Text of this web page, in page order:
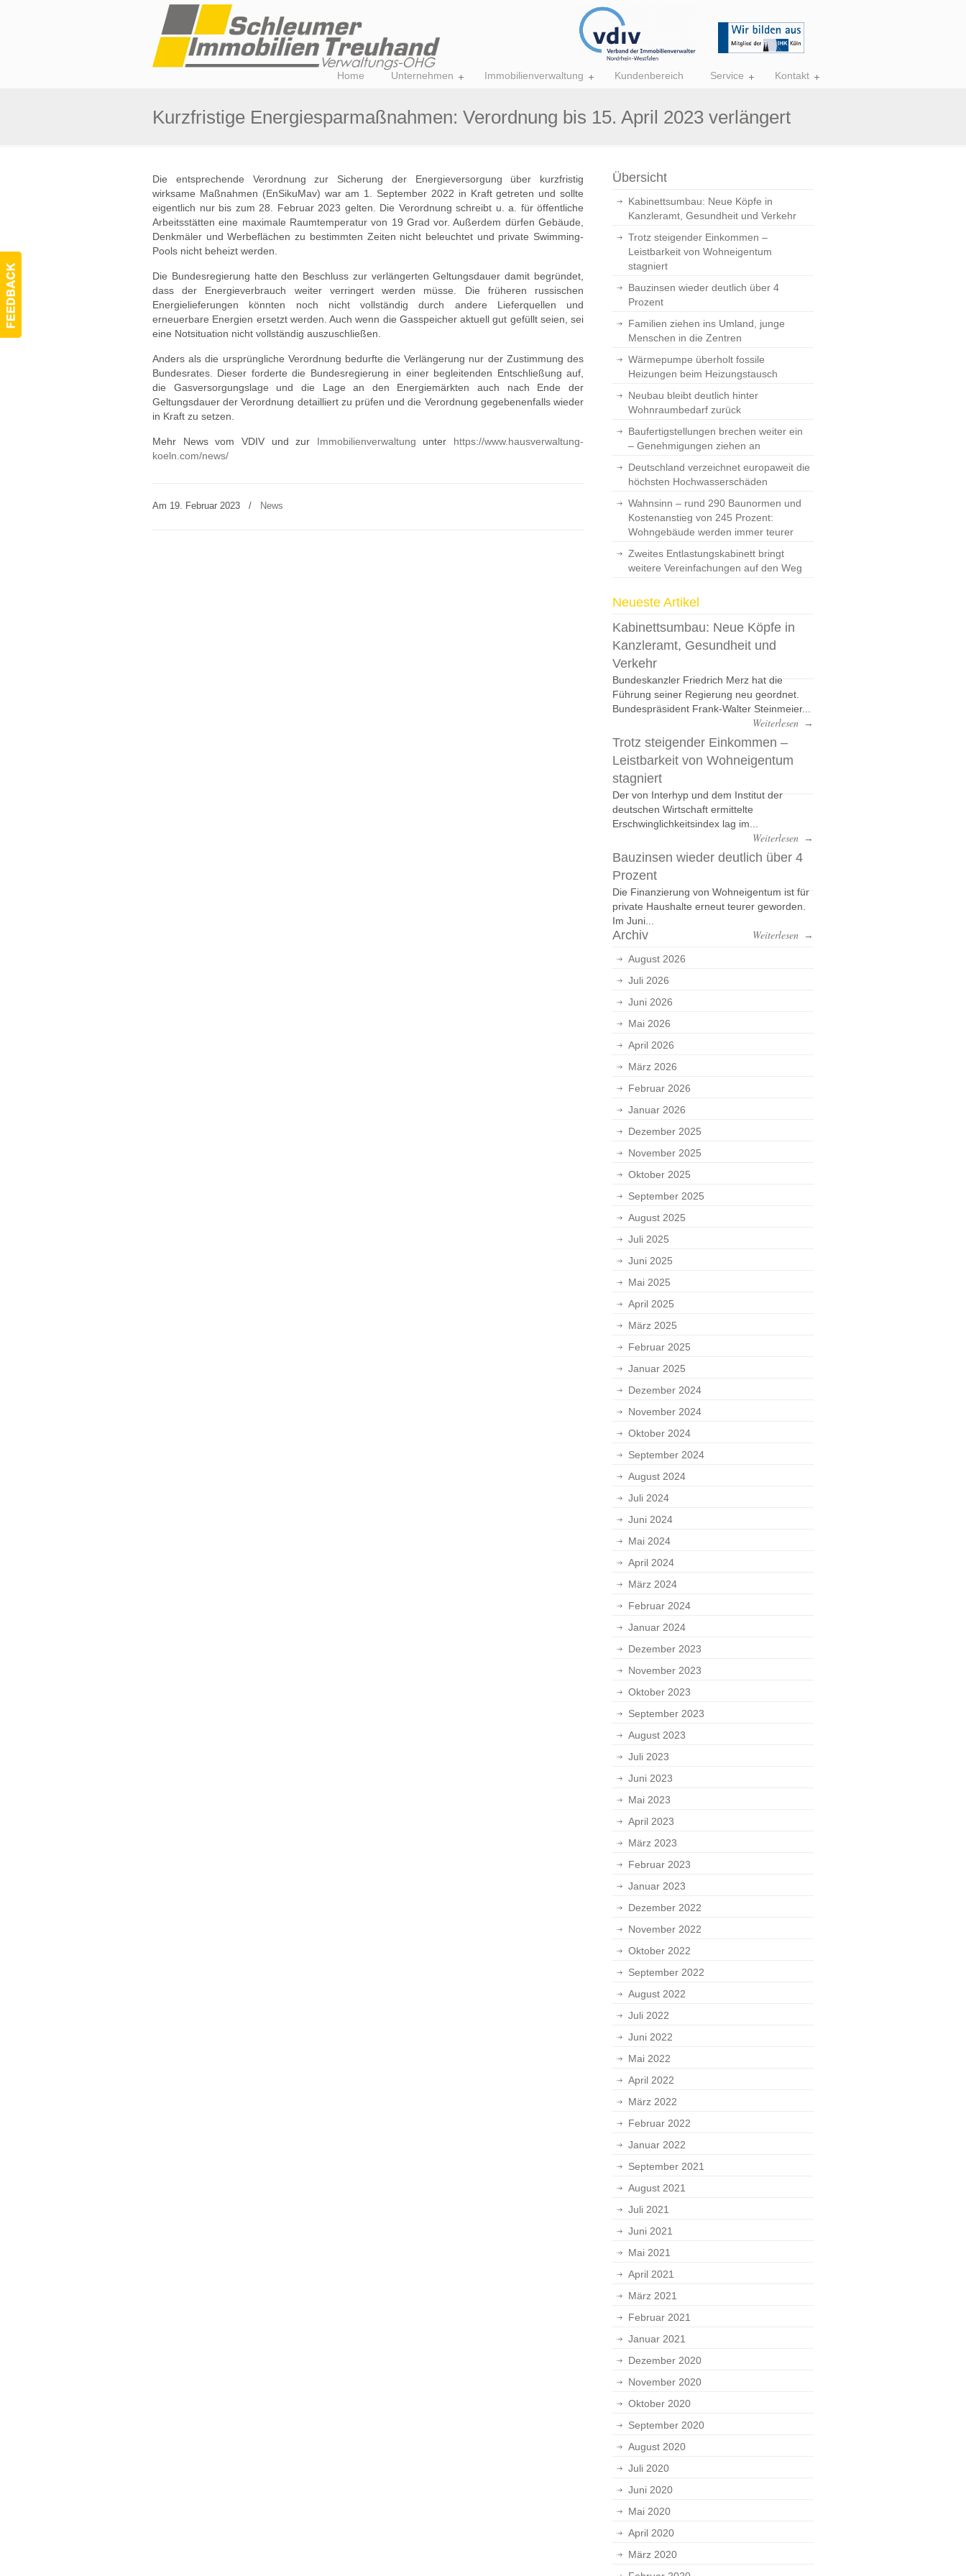
Home Unternehmen Immobilienverwaltung Kundenbereich Service Kontakt
Kurzfristige Energiesparmaßnahmen: Verordnung bis 15. April 2023 verlängert
Die entsprechende Verordnung zur Sicherung der Energieversorgung über kurzfristig
wirksame Maßnahmen (EnSikuMav) war am 1. September 2022 in Kraft getreten und sollte
eigentlich nur bis zum 28. Februar 2023 gelten. Die Verordnung schreibt u. a. für öffentliche
Arbeitsstätten eine maximale Raumtemperatur von 19 Grad vor. Außerdem dürfen Gebäude,
Denkmäler und Werbeflächen zu bestimmten Zeiten nicht beleuchtet und private Swimming-
Pools nicht beheizt werden.
Die Bundesregierung hatte den Beschluss zur verlängerten Geltungsdauer damit begründet,
dass der Energieverbrauch weiter verringert werden müsse. Die früheren russischen
Energielieferungen könnten noch nicht vollständig durch andere Lieferquellen und
erneuerbare Energien ersetzt werden. Auch wenn die Gasspeicher aktuell gut gefüllt seien, sei
eine Notsituation nicht vollständig auszuschließen.
Anders als die ursprüngliche Verordnung bedurfte die Verlängerung nur der Zustimmung des
Bundesrates. Dieser forderte die Bundesregierung in einer begleitenden Entschließung auf,
die Gasversorgungslage und die Lage an den Energiemärkten auch nach Ende der
Geltungsdauer der Verordnung detailliert zu prüfen und die Verordnung gegebenenfalls wieder
in Kraft zu setzen.
Mehr News vom VDIV und zur Immobilienverwaltung unter https://www.hausverwaltung-
koeln.com/news/
Am 19. Februar 2023 / News
Übersicht
Kabinettsumbau: Neue Köpfe in
Kanzleramt, Gesundheit und Verkehr
Trotz steigender Einkommen –
Leistbarkeit von Wohneigentum
stagniert
Bauzinsen wieder deutlich über 4
Prozent
Familien ziehen ins Umland, junge
Menschen in die Zentren
Wärmepumpe überholt fossile
Heizungen beim Heizungstausch
Neubau bleibt deutlich hinter
Wohnraumbedarf zurück
Baufertigstellungen brechen weiter ein
– Genehmigungen ziehen an
Deutschland verzeichnet europaweit die
höchsten Hochwasserschäden
Wahnsinn – rund 290 Baunormen und
Kostenanstieg von 245 Prozent:
Wohngebäude werden immer teurer
Zweites Entlastungskabinett bringt
weitere Vereinfachungen auf den Weg
Neueste Artikel
Kabinettsumbau: Neue Köpfe in
Kanzleramt, Gesundheit und
Verkehr
Bundeskanzler Friedrich Merz hat die
Führung seiner Regierung neu geordnet.
Bundespräsident Frank-Walter Steinmeier...
Weiterlesen →
Trotz steigender Einkommen –
Leistbarkeit von Wohneigentum
stagniert
Der von Interhyp und dem Institut der
deutschen Wirtschaft ermittelte
Erschwinglichkeitsindex lag im...
Weiterlesen →
Bauzinsen wieder deutlich über 4
Prozent
Die Finanzierung von Wohneigentum ist für
private Haushalte erneut teurer geworden.
Im Juni...
Weiterlesen →
Archiv
August 2026
Juli 2026
Juni 2026
Mai 2026
April 2026
März 2026
Februar 2026
Januar 2026
Dezember 2025
November 2025
Oktober 2025
September 2025
August 2025
Juli 2025
Juni 2025
Mai 2025
April 2025
März 2025
Februar 2025
Januar 2025
Dezember 2024
November 2024
Oktober 2024
September 2024
August 2024
Juli 2024
Juni 2024
Mai 2024
April 2024
März 2024
Februar 2024
Januar 2024
Dezember 2023
November 2023
Oktober 2023
September 2023
August 2023
Juli 2023
Juni 2023
Mai 2023
April 2023
März 2023
Februar 2023
Januar 2023
Dezember 2022
November 2022
Oktober 2022
September 2022
August 2022
Juli 2022
Juni 2022
Mai 2022
April 2022
März 2022
Februar 2022
Januar 2022
September 2021
August 2021
Juli 2021
Juni 2021
Mai 2021
April 2021
März 2021
Februar 2021
Januar 2021
Dezember 2020
November 2020
Oktober 2020
September 2020
August 2020
Juli 2020
Juni 2020
Mai 2020
April 2020
März 2020